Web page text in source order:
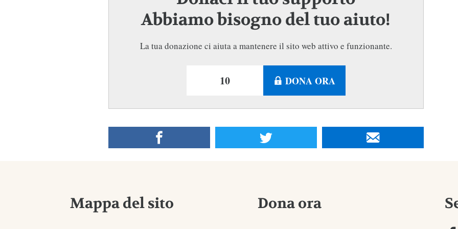
Abbiamo bisogno del tuo aiuto!
La tua donazione ci aiuta a mantenere il sito web attivo e funzionante.
DONA ORA
Mappa del sito Dona ora